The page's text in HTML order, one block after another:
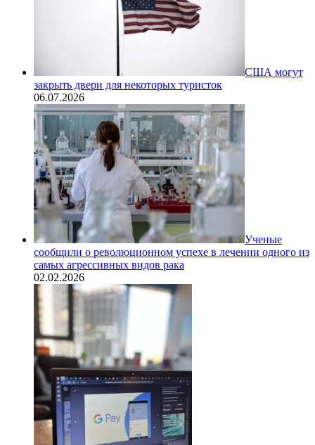
США могут
закрыть двери для некоторых туристок
06.07.2026
Ученые
сообщили о революционном успехе в лечении одного из
самых агрессивных видов рака
02.02.2026